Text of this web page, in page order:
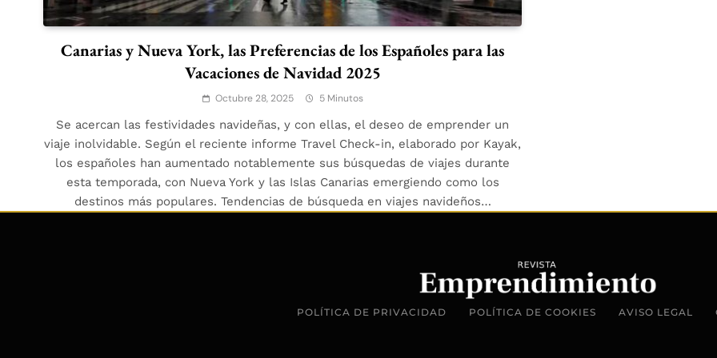
Canarias y Nueva York, las Preferencias de los Españoles para las
Vacaciones de Navidad 2025
Octubre 28, 2025 5 Minutos
Se acercan las festividades navideñas, y con ellas, el deseo de emprender un
viaje inolvidable. Según el reciente informe Travel Check-in, elaborado por Kayak,
los españoles han aumentado notablemente sus búsquedas de viajes durante
esta temporada, con Nueva York y las Islas Canarias emergiendo como los
destinos más populares. Tendencias de búsqueda en viajes navideños…
POLÍTICA DE PRIVACIDAD POLÍTICA DE COOKIES AVISO LEGAL